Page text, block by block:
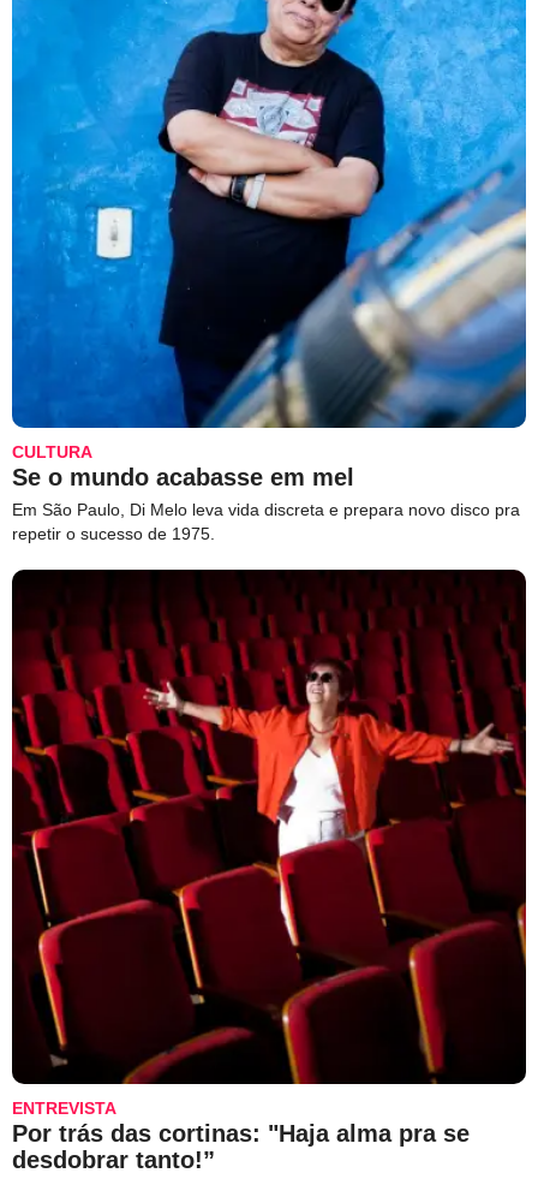
CULTURA
Se o mundo acabasse em mel
Em São Paulo, Di Melo leva vida discreta e prepara novo disco pra
repetir o sucesso de 1975.
ENTREVISTA
Por trás das cortinas: "Haja alma pra se
desdobrar tanto!”